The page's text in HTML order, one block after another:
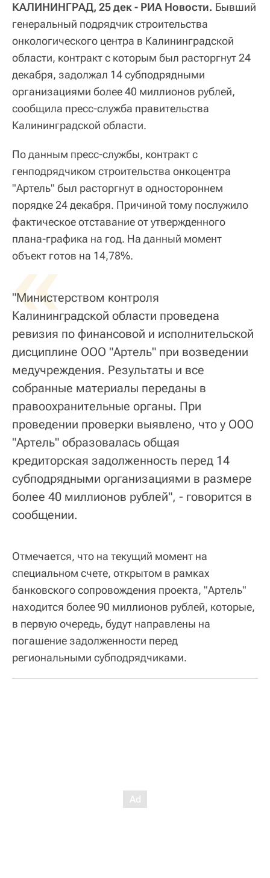
КАЛИНИНГРАД, 25 дек - РИА Новости. Бывший
генеральный подрядчик строительства
онкологического центра в Калининградской
области, контракт с которым был расторгнут 24
декабря, задолжал 14 субподрядными
организациями более 40 миллионов рублей,
сообщила пресс-служба правительства
Калининградской области.
По данным пресс-службы, контракт с
генподрядчиком строительства онкоцентра
"Артель" был расторгнут в одностороннем
порядке 24 декабря. Причиной тому послужило
фактическое отставание от утвержденного
плана-графика на год. На данный момент
объект готов на 14,78%.
«
"Министерством контроля
Калининградской области проведена
ревизия по финансовой и исполнительской
дисциплине ООО "Артель" при возведении
медучреждения. Результаты и все
собранные материалы переданы в
правоохранительные органы. При
проведении проверки выявлено, что у ООО
"Артель" образовалась общая
кредиторская задолженность перед 14
субподрядными организациями в размере
более 40 миллионов рублей", - говорится в
сообщении.
Отмечается, что на текущий момент на
специальном счете, открытом в рамках
банковского сопровождения проекта, "Артель"
находится более 90 миллионов рублей, которые,
в первую очередь, будут направлены на
погашение задолженности перед
региональными субподрядчиками.